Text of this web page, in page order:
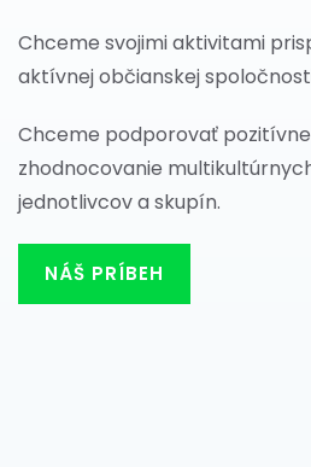
Chceme svojimi aktivitami
aktívnej občianskej
Chceme podporovať
zhodnocovanie
jednotlivcov a skupín.
NÁŠ PRÍBEH